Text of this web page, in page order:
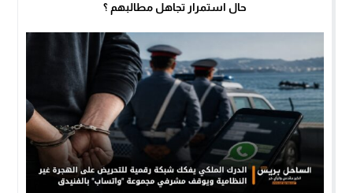
حال استمرار تجاهل مطالبهم ؟